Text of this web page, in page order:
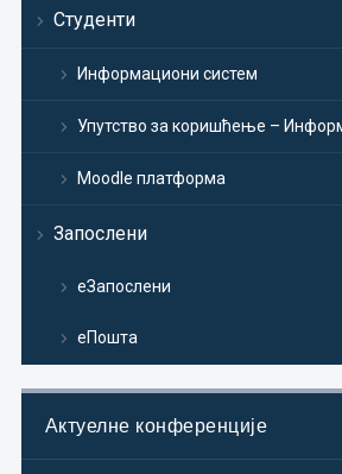
Студенти
Информациони систем
Упутство за коришћење –
Moodle платформа
Запослени
еЗапослени
еПошта
Актуелне конференције